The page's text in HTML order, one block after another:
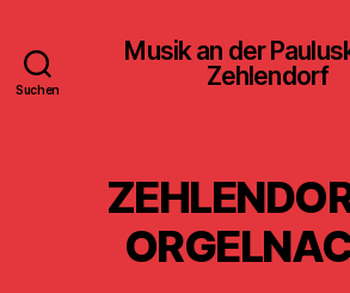
Suchen
Musik an der
Zehlendorf